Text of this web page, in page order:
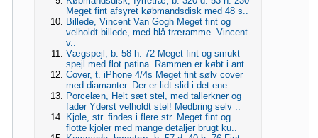
Meget fint afsyret købmandsdisk med 48 s..
Billede, Vincent Van Gogh Meget fint og
velholdt billede, med blå træramme. Vincent
v..
Vægspejl, b: 58 h: 72 Meget fint og smukt
spejl med flot patina. Rammen er købt i ant..
Cover, t. iPhone 4/4s Meget fint sølv cover
med diamanter. Der er lidt slid i det ene ..
Porcelæn, Helt sæt stel, med tallerkner og
fader Yderst velholdt stel! Medbring selv ..
Kjole, str. findes i flere str. Meget fint og
flotte kjoler med mange detaljer brugt ku..